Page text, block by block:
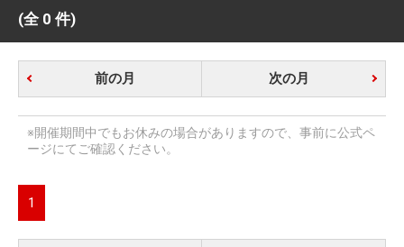
(全 0 件)
前の月 次の月
※開催期間中でもお休みの場合がありますので、事前に公式ペ
ージにてご確認ください。
1